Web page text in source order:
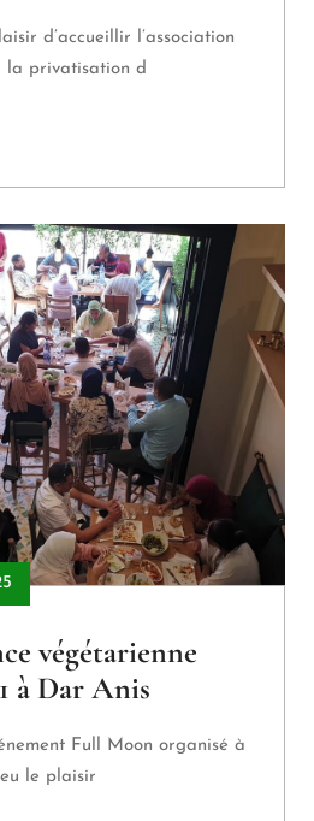
d’accueillir l’association
la privatisation d
végétarienne
à Dar Anis
Full Moon organisé à
le plaisir